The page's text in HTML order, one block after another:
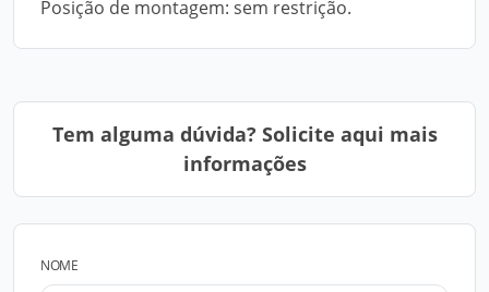
Posição de montagem: sem restrição.
Tem alguma dúvida? Solicite aqui mais
informações
NOME